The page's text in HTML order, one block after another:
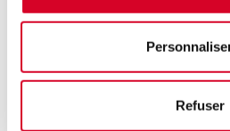
Refuser
Détail des créneaux de la
le 08/10/26 de 09h00 à